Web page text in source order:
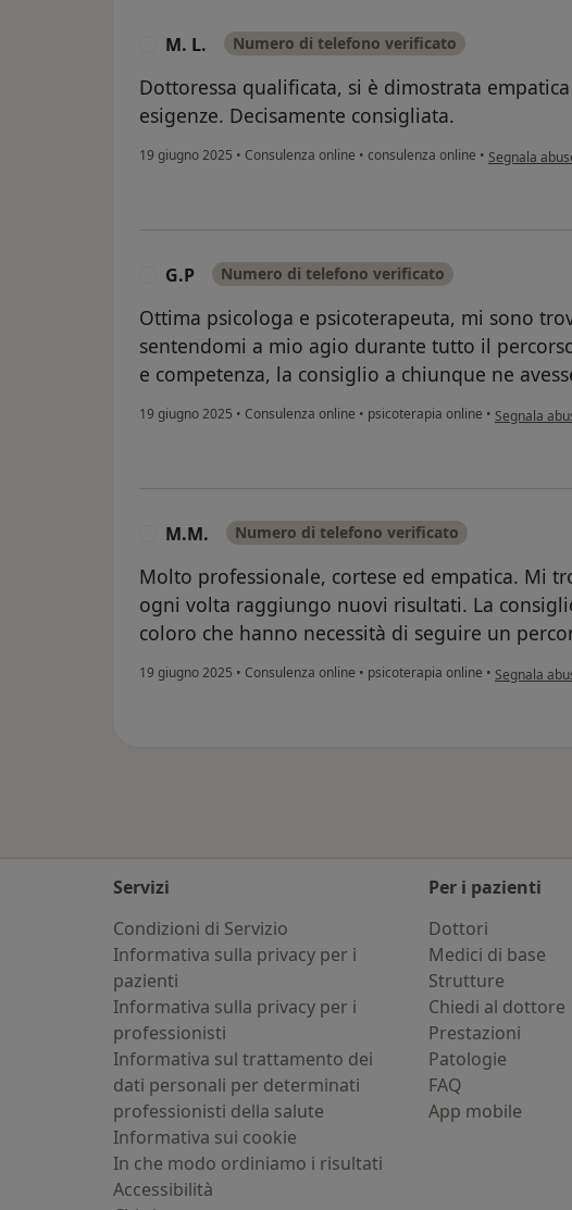
M. L. Numero di telefono verificato
Dottoressa qualificata, si è dimostrata
esigenze. Decisamente consigliata.
19 giugno 2025 • Consulenza online • consulenza online • secondo
Segnala
G.P Numero di telefono verificato
Ottima psicologa e psicoterapeuta, mi sono
sentendomi a mio agio durante tutto il
e competenza, la consiglio a chiunque ne
19 giugno 2025 • Consulenza online • psicoterapia online • secondo
Segnala
M.M. Numero di telefono verificato
Molto professionale, cortese ed empatica. Mi
ogni volta raggiungo nuovi risultati. La
coloro che hanno necessità di seguire un
19 giugno 2025 • Consulenza online • psicoterapia online • secondo
Segnala
Servizi
Condizioni di Servizio
Informativa sulla privacy per i
pazienti
Informativa sulla privacy per i
professionisti
Informativa sul trattamento dei
dati personali per determinati
professionisti della salute
Informativa sui cookie
In che modo ordiniamo i risultati
Accessibilità
Per i pazienti
Dottori
Medici di base
Strutture
Chiedi al dottore
Prestazioni
Patologie
FAQ
App mobile